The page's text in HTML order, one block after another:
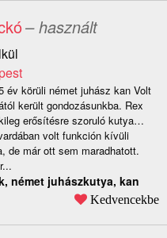
– használt
év körüli német juhász kan Volt
került gondozásunkba. Rex
erősítésre szoruló kutya…
volt funkción kívüli
de már ott sem maradhatott.
német juhászkutya, kan
Kedvencekbe